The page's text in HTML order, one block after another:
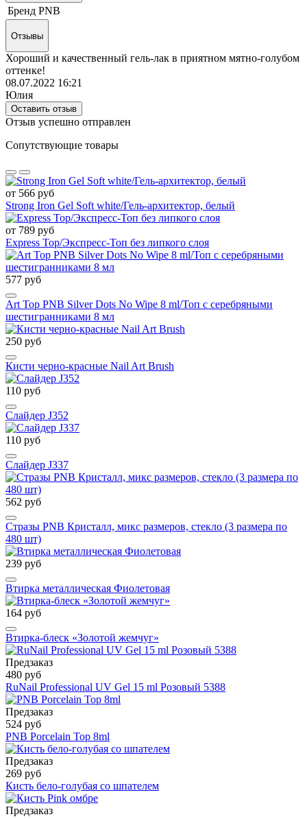
Бренд PNB
Отзывы
Хороший и качественный гель-лак в приятном мятно-голубом
оттенке!
08.07.2022 16:21
Юлия
Оставить отзыв
Отзыв успешно отправлен
Сопутствующие товары
от 566 руб
Strong Iron Gel Soft white/Гель-архитектор, белый
от 789 руб
Express Top/Экспресс-Топ без липкого слоя
577 руб
Art Top PNB Silver Dots No Wipe 8 ml/Топ с серебряными
шестигранниками 8 мл
250 руб
Кисти черно-красные Nail Art Brush
110 руб
Слайдер J352
110 руб
Слайдер J337
562 руб
Стразы PNB Кристалл, микс размеров, стекло (3 размера по
480 шт)
239 руб
Втирка металлическая Фиолетовая
164 руб
Втирка-блеск «Золотой жемчуг»
Предзаказ
480 руб
RuNail Professional UV Gel 15 ml Розовый 5388
Предзаказ
524 руб
PNB Porcelain Top 8ml
Предзаказ
269 руб
Кисть бело-голубая со шпателем
Предзаказ